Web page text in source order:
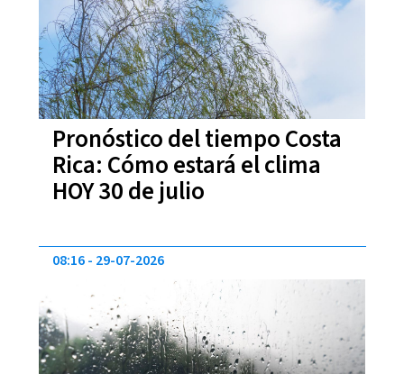
Pronóstico del tiempo Costa
Rica: Cómo estará el clima
HOY 30 de julio
08:16 29-07-2026